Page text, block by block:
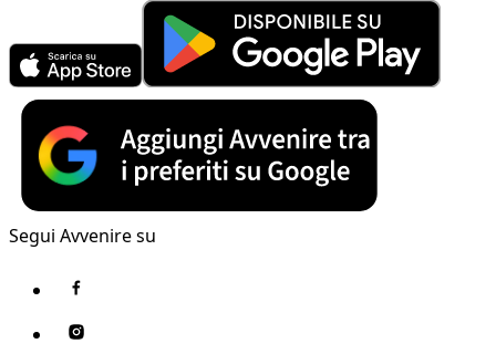
Segui Avvenire su